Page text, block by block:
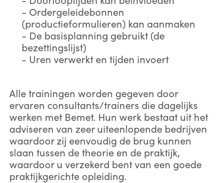
- Ordergeleidebonnen
(productieformulieren) kan aanmaken
- De basisplanning gebruikt (de
bezettingslijst)
- Uren verwerkt en tijden invoert
Alle trainingen worden gegeven door
ervaren consultants/trainers die dagelijks
werken met Bemet. Hun werk bestaat uit het
adviseren van zeer uiteenlopende bedrijven
waardoor zij eenvoudig de brug kunnen
slaan tussen de theorie en de praktijk,
waardoor u verzekerd bent van een goede
praktijkgerichte opleiding.